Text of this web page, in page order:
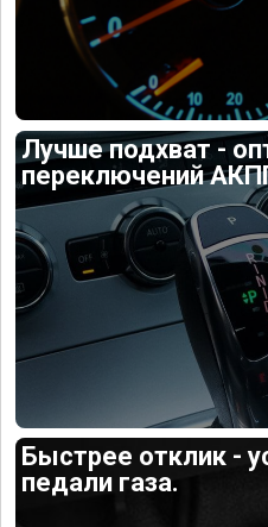
Лучше подхват -
переключений
Быстрее отклик -
педали газа.